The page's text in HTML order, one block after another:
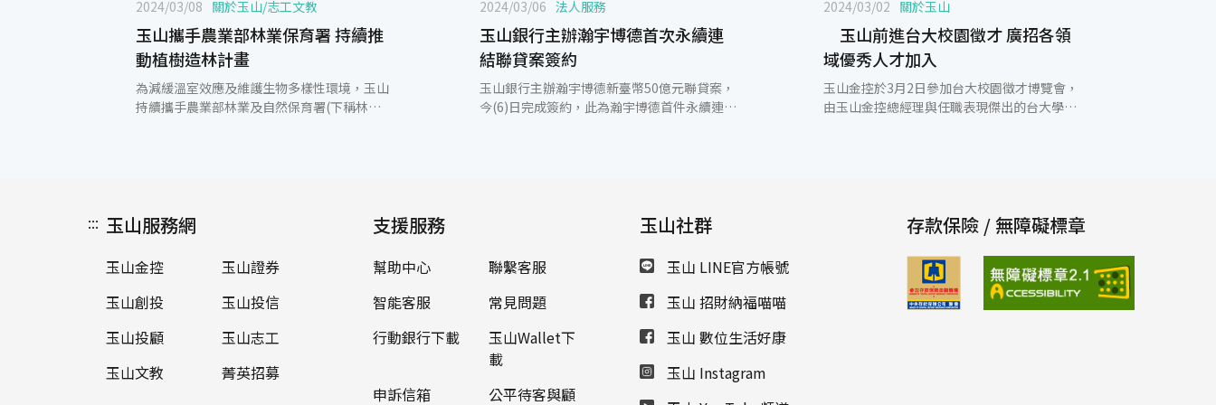
2024/03/08 關於玉山/志工文教
玉山攜手農業部林業保育署 持續推
動植樹造林計畫
為減緩溫室效應及維護生物多樣性環境，玉山
持續攜手農業部林業及自然保育署(下稱林業
樹苗，為環境永續盡一份心力。 玉山金控以實
際行動響應「聯合國永續發展目標：SDG13氣
候行動及SDG15陸地生態」，2019年起攜手
農業部林業保育署共同推動國有林及海岸林植
林計畫，每年栽種1萬棵台灣原生種樹苗。至
今，已完成逾6萬棵樹苗的栽植及撫育工作，
造林面積達36.72公頃，估計每年可吸附732公
的減碳量。今年造林撫育地點位於新北市坪林
區、瑞芳區的國有林地及新北市金山區海岸林
2024/03/06 法人服務
玉山銀行主辦瀚宇博德首次永續連
結聯貸案簽約
玉山銀行主辦瀚宇博德新臺幣50億元聯貸案，
今(6)日完成簽約，此為瀚宇博德首件永續連結
集團營運與對ESG的重視給予高度肯定。 瀚宇
博德成立於1989年，2003年上市，為華科事
業群(PSA)成員，並且是全球知名印刷電路板
(PCB)領導廠商，近年透過高階技術與新產品
導入，加速車載、新能源車及AI人工智能產品
開發，並利用集團全球布局優勢，擴大東南亞
產能，協助客戶降低供應鏈風險。瀚宇博德為
實踐企業永續精神，促進經濟社會與環境生態
之進步及永續發展，此次聯貸案首度加入永續
指標檢核機制，聯貸銀行團透過每年檢視其外
2024/03/02 關於玉山
玉山前進台大校園徵才 廣招各領
域優秀人才加入
玉山金控於3月2日參加台大校園徵才博覽會，
由玉山金控總經理與任職表現傑出的台大學長
標，也是關鍵指標。玉山第四個十年聚焦「壯
大海內外業務、高端顧客經營、金融科技領
航、強化三道防線、ESG永續發展」5大策略
主軸，配合策略的發展，2024年預計招募600
位優秀人才，包含私銀財管、跨境服務、永續
金融、資訊科技等領域，並透過金控資源的整
::: 玉山服務網
玉山金控
玉山證券
玉山創投
玉山投信
玉山投顧
玉山志工
玉山文教
菁英招募
支援服務
幫助中心
聯繫客服
智能客服
常見問題
行動銀行下載
玉山Wallet下
載
申訴信箱
公平待客與顧
玉山社群
玉山 LINE官方帳號
玉山 招財納福喵喵
玉山 數位生活好康
玉山 Instagram
存款保險 / 無障礙標章